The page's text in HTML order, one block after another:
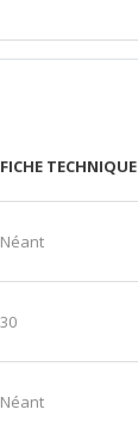
FICHE TECHNIQUE
Néant
30
Néant